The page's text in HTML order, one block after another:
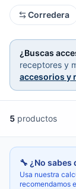
Corredera
¿Buscas
receptores y
accesorios y
5 productos
🔧 ¿No
Usa nuestra
recomendamos